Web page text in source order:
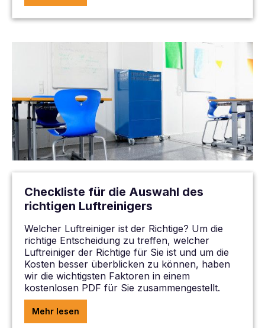
Checkliste für die Auswahl des
richtigen Luftreinigers
Welcher Luftreiniger ist der Richtige? Um die
richtige Entscheidung zu treffen, welcher
Luftreiniger der Richtige für Sie ist und um die
Kosten besser überblicken zu können, haben
wir die wichtigsten Faktoren in einem
kostenlosen PDF für Sie zusammengestellt.
Mehr lesen